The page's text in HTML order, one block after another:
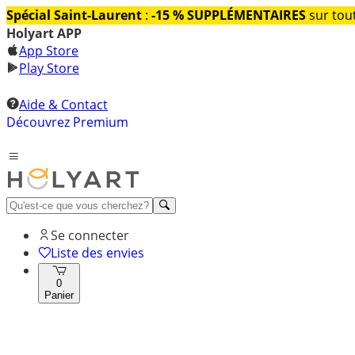
Spécial Saint-Laurent : -15 % SUPPLÉMENTAIRESsur
Holyart APP
App Store
Play Store
Aide & Contact
Découvrez Premium
Se connecter
Liste des envies
0
Panier